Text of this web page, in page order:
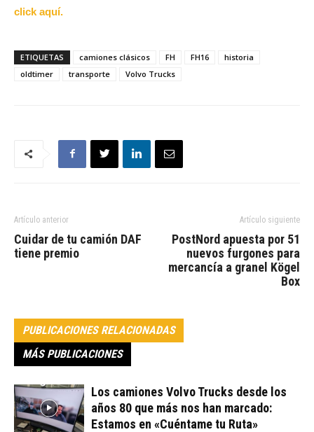
click aquí.
ETIQUETAS camiones clásicos FH FH16
historia
oldtimer
transporte Volvo Trucks
Artículo anterior
Cuidar de tu camión DAF
tiene premio
Artículo siguiente
PostNord apuesta por 51
nuevos furgones para
mercancía a granel Kögel
Box
PUBLICACIONES RELACIONADAS
MÁS PUBLICACIONES
Los camiones Volvo Trucks desde los
años 80 que más nos han marcado:
Estamos en «Cuéntame tu Ruta»